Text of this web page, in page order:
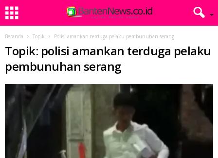
Beranda Topik Polisi amankan terduga pelaku pembunuhan serang
Topik: polisi amankan terduga pelaku
pembunuhan serang